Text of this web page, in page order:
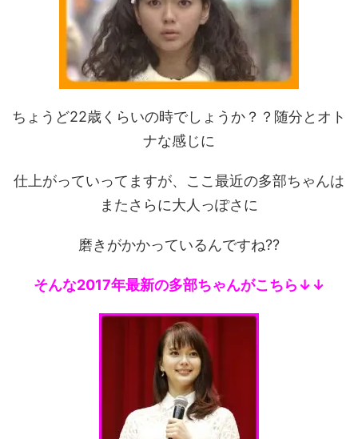
ちょうど22歳くらいの時でしょうか？？随分とオト
ナな感じに
仕上がっていってますが、ここ最近の多部ちゃんは
またさらに大人っぽさに
磨きがかかっているんですね??
そんな2017年最新の多部ちゃんがこちら↓↓